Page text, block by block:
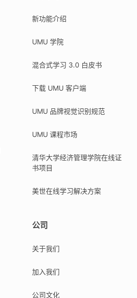
新功能介绍
UMU 学院
混合式学习 3.0 白皮书
下载 UMU 客户端
UMU 品牌视觉识别规范
UMU 课程市场
清华大学经济管理学院在线证
书项目
美世在线学习解决方案
公司
关于我们
加入我们
公司文化